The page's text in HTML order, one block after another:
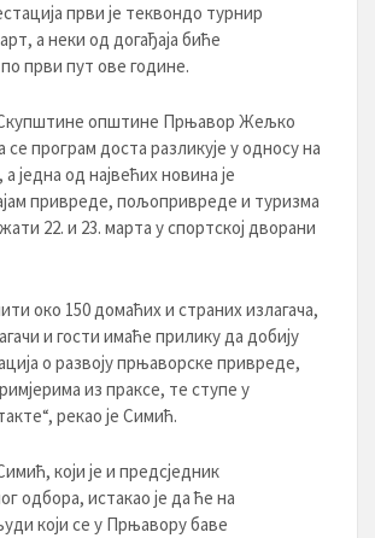
први је теквондо турнир
а неки од догађаја биће
први пут ове године.
општине Прњавор Жељко
програм доста разликује у односу на
једна од највећих новина је
привреде, пољопривреде и туризма
22. и 23. марта у спортској дворани
око 150 домаћих и страних излагача,
и гости имаће прилику да добију
о развоју прњаворске привреде,
из праксе, те ступе у
рекао је Симић.
који је и предсједник
одбора, истакао је да ће на
који се у Прњавору баве